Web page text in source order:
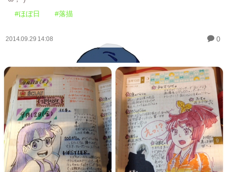
#ほぼ日
#落描
2014.09.29 14:08 0